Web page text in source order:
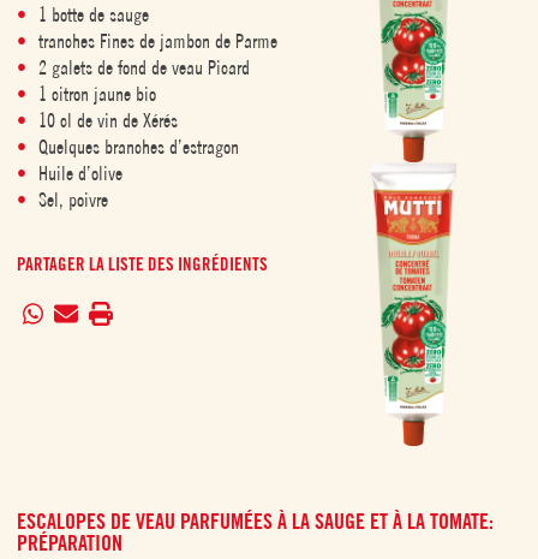
1 botte de sauge
tranches Fines de jambon de Parme
2 galets de fond de veau Picard
1 citron jaune bio
10 cl de vin de Xérés
Quelques branches d’estragon
Huile d’olive
Sel, poivre
PARTAGER LA LISTE DES INGRÉDIENTS
ESCALOPES DE VEAU PARFUMÉES À LA SAUGE ET À LA TOMATE:
PRÉPARATION